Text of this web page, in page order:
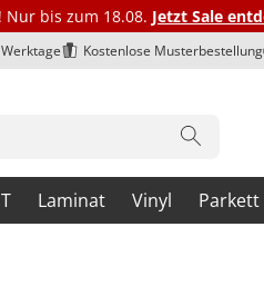
bis zum 18.08. Jetzt Sale
Kostenlose Musterbestellung
Laminat Vinyl Parkett